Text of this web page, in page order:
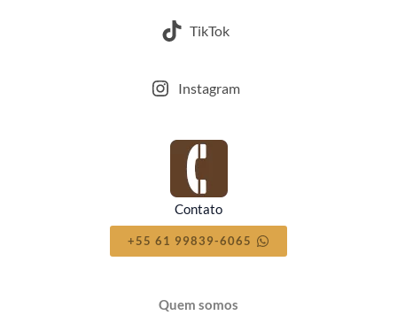
TikTok
Instagram
Contato
+55 61 99839-6065
Quem somos